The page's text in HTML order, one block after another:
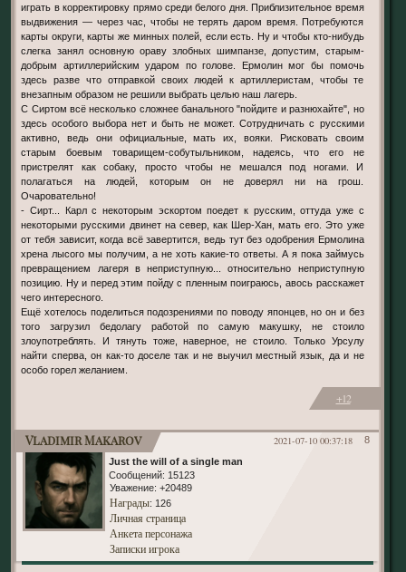
играть в корректировку прямо среди белого дня. Приблизительное время
выдвижения — через час, чтобы не терять даром время. Потребуются
карты округи, карты же минных полей, если есть. Ну и чтобы кто-нибудь
слегка занял основную ораву злобных шимпанзе, допустим, старым-
добрым артиллерийским ударом по голове. Ермолин мог бы помочь
здесь разве что отправкой своих людей к артиллеристам, чтобы те
внезапным образом не решили выбрать целью наш лагерь.
С Сиртом всё несколько сложнее банального "пойдите и разнюхайте", но
здесь особого выбора нет и быть не может. Сотрудничать с русскими
активно, ведь они официальные, мать их, вояки. Рисковать своим
старым боевым товарищем-собутыльником, надеясь, что его не
пристрелят как собаку, просто чтобы не мешался под ногами. И
полагаться на людей, которым он не доверял ни на грош.
Очаровательно!
- Сирт... Карл с некоторым эскортом поедет к русским, оттуда уже с
некоторыми русскими двинет на север, как Шер-Хан, мать его. Это уже
от тебя зависит, когда всё завертится, ведь тут без одобрения Ермолина
хрена лысого мы получим, а не хоть какие-то ответы. А я пока займусь
превращением лагеря в неприступную... относительно неприступную
позицию. Ну и перед этим пойду с пленным поиграюсь, авось расскажет
чего интересного.
Ещё хотелось поделиться подозрениями по поводу японцев, но он и без
того загрузил бедолагу работой по самую макушку, не стоило
злоупотреблять. И тянуть тоже, наверное, не стоило. Только Урсулу
найти сперва, он как-то доселе так и не выучил местный язык, да и не
особо горел желанием.
+12
8
2021-07-10 00:37:18
Vladimir Makarov
Just the will of a single man
Сообщений: 15123
Уважение: +20489
Награды: 126
Личная страница
Анкета персонажа
Записки игрока